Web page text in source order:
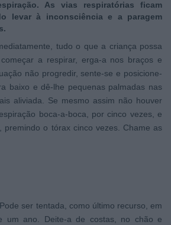
As vias respiratórias ficam
levar à inconsciência e a paragem
tudo o que a criança possa
a respirar, erga-a nos braços e
não progredir, sente-se e posicione-
baixo e dê-lhe pequenas palmadas nas
aliviada. Se mesmo assim não houver
boca-a-boca, por cinco vezes, e
premindo o tórax cinco vezes. Chame as
ser tentada, como último recurso, em
um ano. Deite-a de costas, no chão e